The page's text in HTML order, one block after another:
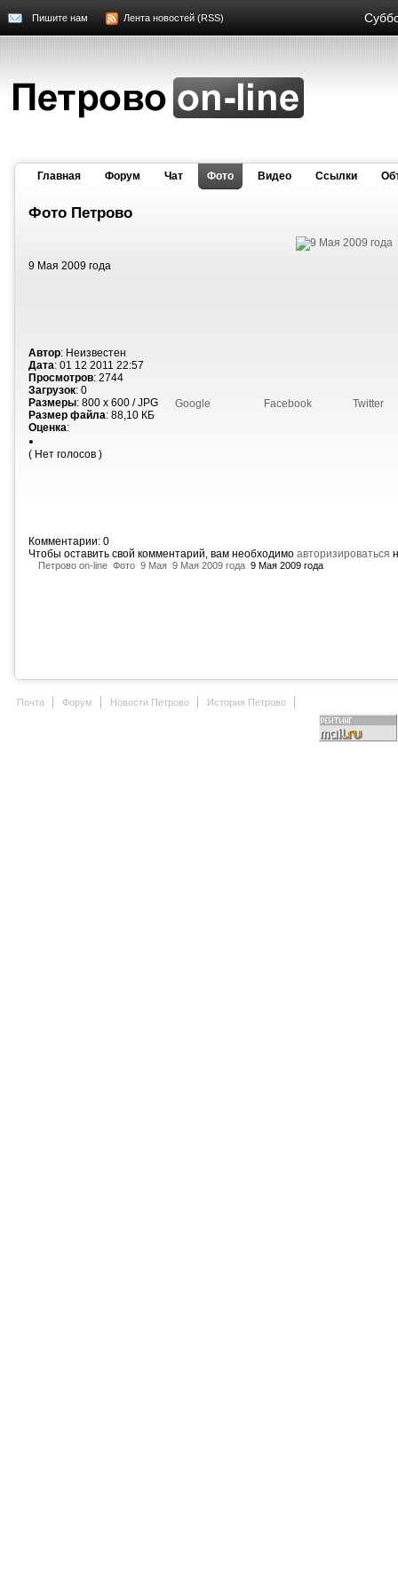
Пишите нам Лента новостей (RSS)
Главная Форум Чат Фото Видео Cсылки
Фото Петрово
9 Мая 2009 года
Автор: Неизвестен
Дата: 01 12 2011 22:57
Просмотров: 2744
Загрузок: 0
Размеры: 800 x 600 / JPG
Размер файла: 88,10 КБ
Оценка:
( Нет голосов )
Google Facebook Twitter
Комментарии: 0
Чтобы оставить свой комментарий, вам необходимо авторизироваться
Петрово on-line Фото 9 Мая 9 Мая 2009 года 9 Мая 2009 года
Почта Форум Новости Петрово История Петрово